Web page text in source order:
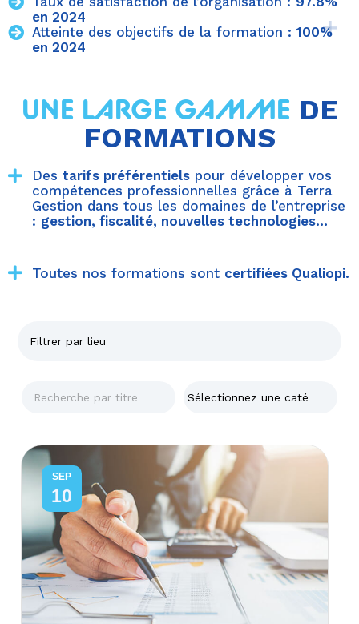
en 2024
Atteinte des objectifs de la formation : 100%
en 2024
UNE LARGE GAMME DE
FORMATIONS
Des tarifs préférentiels pour développer vos
compétences professionnelles grâce à Terra
Gestion dans tous les domaines de l’entreprise
: gestion, fiscalité, nouvelles technologies…
Toutes nos formations sont certifiées Qualiopi.
SEP
10